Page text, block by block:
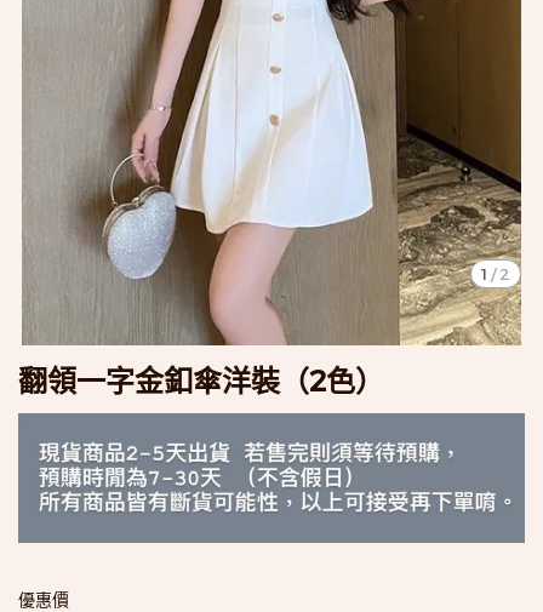
1 / 2
翻領一字金釦傘洋裝（2色）
優惠價